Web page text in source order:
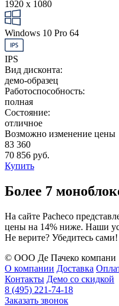
1920 x 1080
Windows 10 Pro 64
IPS
Вид дисконта:
демо-образец
Работоспособность:
полная
Состояние:
отличное
Возможно изменение цены
83 360
70 856 руб.
Купить
Более 7
На сайте Pacheco
цены на 14% ниже. Наши
Не верите? Убедитесь сами!
© ООО Де Пачеко компани
О компании Доставка
Контакты Демо со скидкой
8 (495) 221-74-18
Заказать звонок